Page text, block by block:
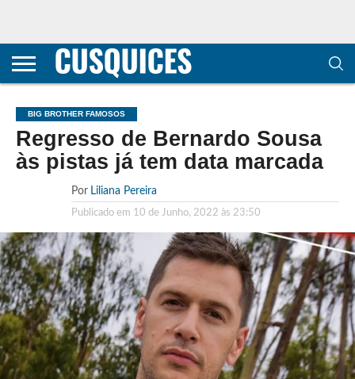
CONTACTOS
HOME
POLÍTICA DE
E COOKIES
SOBRE
TERMOS E
TRANSPARÊNCIA
METODOLOGIA
BIG BROTHER FAMOSOS
Regresso de Bernardo Sousa
às pistas já tem data marcada
Por Liliana Pereira
Publicado em 10 de Junho, 2022 às 23:50